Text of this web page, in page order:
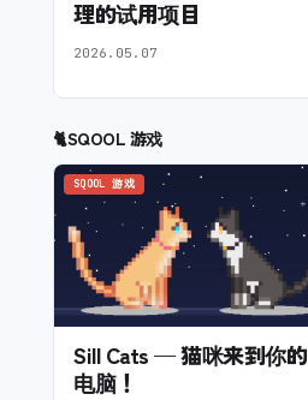
理的试用项目
2026.05.07
🐈SQOOL 游戏
SQOOL 游戏
Sill Cats — 猫咪来到你的
电脑！